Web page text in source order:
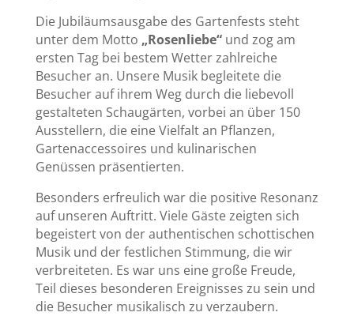
Die Jubiläumsausgabe des Gartenfests steht
unter dem Motto „Rosenliebe“und zog am
ersten Tag bei bestem Wetter zahlreiche
Besucher an. Unsere Musik begleitete die
Besucher auf ihrem Weg durch die liebevoll
gestalteten Schaugärten, vorbei an über 150
Ausstellern, die eine Vielfalt an Pflanzen,
Gartenaccessoires und kulinarischen
Genüssen präsentierten.
Besonders erfreulich war die positive Resonanz
auf unseren Auftritt. Viele Gäste zeigten sich
begeistert von der authentischen schottischen
Musik und der festlichen Stimmung, die wir
verbreiteten. Es war uns eine große Freude,
Teil dieses besonderen Ereignisses zu sein und
die Besucher musikalisch zu verzaubern.